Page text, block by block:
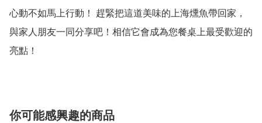
心動不如馬上行動！ 趕緊把這道美味的上海燻魚帶回家，
與家人朋友一同分享吧！相信它會成為您餐桌上最受歡迎的
你可能感興趣的商品